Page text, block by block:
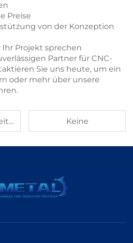
Preise
von der Konzeption
Ihr Projekt sprechen
Partner für CNC-
Sie uns heute, um ein
oder mehr über unsere
Keine